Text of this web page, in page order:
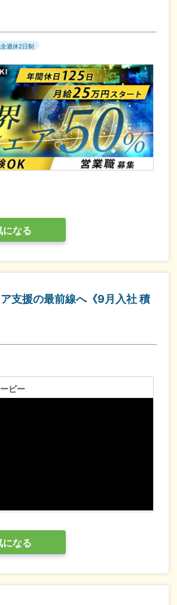
週休2日制
になる
支援の最前線へ《9月入社 積
ビー
になる